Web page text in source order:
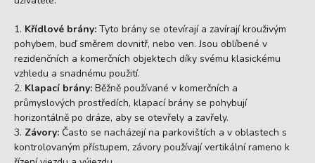
Křídlové brány: Tyto brány se otevírají a zavírají krouživým
pohybem, buď směrem dovnitř, nebo ven. Jsou oblíbené v
rezidenčních a komerčních objektech díky svému klasickému
vzhledu a snadnému použití.
Klapací brány: Běžně používané v komerčních a
průmyslových prostředích, klapací brány se pohybují
horizontálně po dráze, aby se otevřely a zavřely.
Závory: Často se nacházejí na parkovištích a v oblastech s
kontrolovaným přístupem, závory používají vertikální rameno k